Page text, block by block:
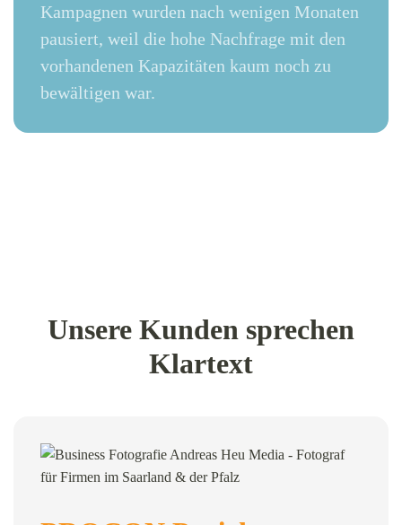
Kampagnen wurden nach wenigen Monaten
pausiert, weil die hohe Nachfrage mit den
vorhandenen Kapazitäten kaum noch zu
bewältigen war.
Unsere Kunden sprechen
Klartext